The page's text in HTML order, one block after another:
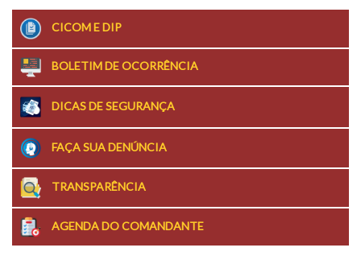
CICOM E DIP
BOLETIM DE OCORRÊNCIA
DICAS DE SEGURANÇA
FAÇA SUA DENÚNCIA
TRANSPARÊNCIA
AGENDA DO COMANDANTE